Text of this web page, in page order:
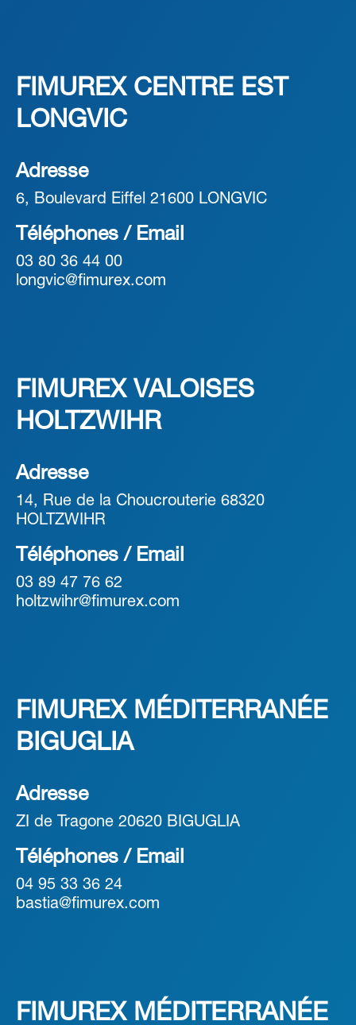
FIMUREX CENTRE EST
LONGVIC
Adresse
6, Boulevard Eiffel 21600 LONGVIC
Téléphones / Email
03 80 36 44 00
longvic@fimurex.com
FIMUREX VALOISES
HOLTZWIHR
Adresse
14, Rue de la Choucrouterie 68320
HOLTZWIHR
Téléphones / Email
03 89 47 76 62
holtzwihr@fimurex.com
FIMUREX MÉDITERRANÉE
BIGUGLIA
Adresse
ZI de Tragone 20620 BIGUGLIA
Téléphones / Email
04 95 33 36 24
bastia@fimurex.com
FIMUREX MÉDITERRANÉE